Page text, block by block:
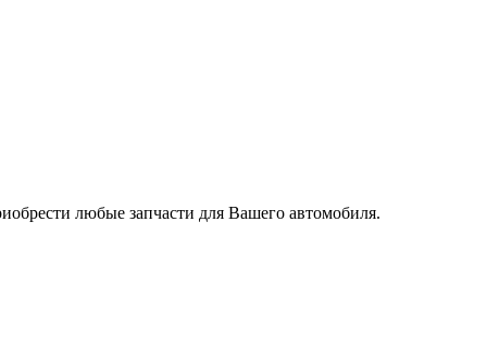
любые запчасти для Вашего автомобиля.